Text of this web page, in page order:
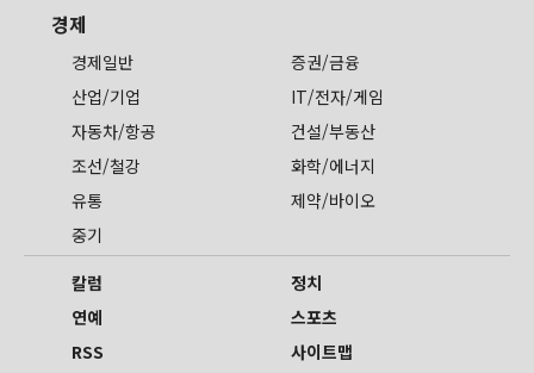
경제
경제일반
증권/금융
산업/기업
IT/전자/게임
자동차/항공
건설/부동산
조선/철강
화학/에너지
유통
제약/바이오
중기
칼럼
정치
연예
스포츠
RSS
사이트맵